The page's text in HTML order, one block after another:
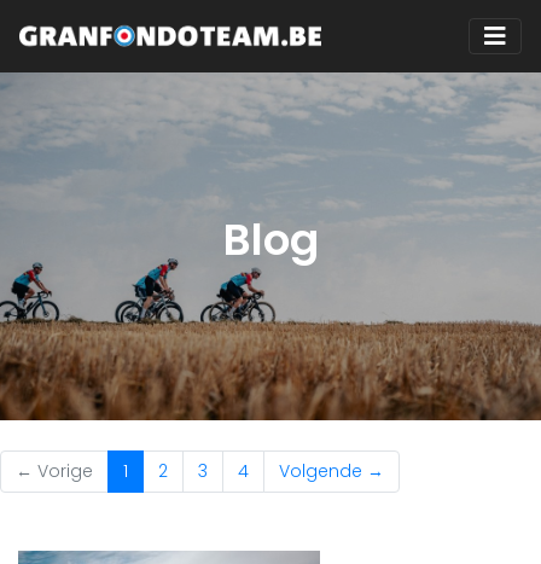
Blog
← Vorige 1 (current)
2 3 4 Volgende →